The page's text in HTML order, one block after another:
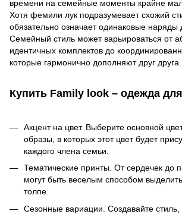
времени на семейные моменты крайне
Хотя фемили лук подразумевает схожий
обязательно означает одинаковые наряды
Семейный стиль может варьироваться от
идентичных комплектов до
которые гармонично дополняют друг друга.
Купить Family look – одежда
Акцент на цвет. Выберите основной
образы, в которых этот цвет будет
каждого члена семьи.
Тематические принты. От сердечек до
могут быть веселым способом
толпе.
Сезонные вариации. Создавайте стиль,